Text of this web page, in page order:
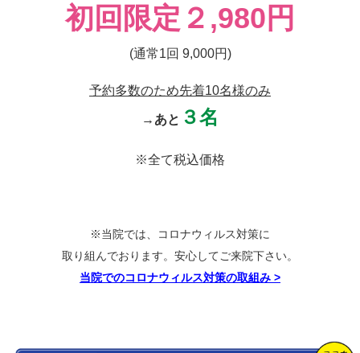
初回限定２ ,980円
(通常1回 9,000円)
予約多数のため先着10名様のみ
→あと ３名
※全て税込価格
※当院では、コロナウィルス対策に
取り組んでおります。安心してご来院下さい。
当院でのコロナウィルス対策の取組み >